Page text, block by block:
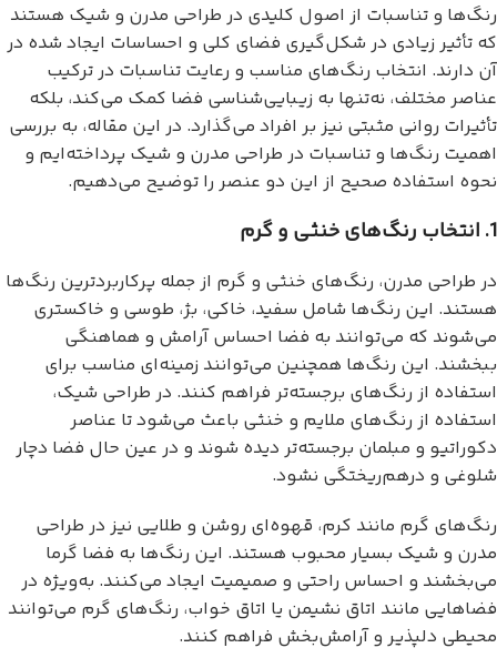
رنگ‌ها و تناسبات از اصول کلیدی در طراحی مدرن و شیک هستند
که تأثیر زیادی در شکل‌گیری فضای کلی و احساسات ایجاد شده در
آن دارند. انتخاب رنگ‌های مناسب و رعایت تناسبات در ترکیب
عناصر مختلف، نه‌تنها به زیبایی‌شناسی فضا کمک می‌کند، بلکه
تأثیرات روانی مثبتی نیز بر افراد می‌گذارد. در این مقاله، به بررسی
اهمیت رنگ‌ها و تناسبات در طراحی مدرن و شیک پرداخته‌ایم و
نحوه استفاده صحیح از این دو عنصر را توضیح می‌دهیم.
1. انتخاب رنگ‌های خنثی و گرم
در طراحی مدرن، رنگ‌های خنثی و گرم از جمله پرکاربردترین رنگ‌ها
هستند. این رنگ‌ها شامل سفید، خاکی، بژ، طوسی و خاکستری
می‌شوند که می‌توانند به فضا احساس آرامش و هماهنگی
ببخشند. این رنگ‌ها همچنین می‌توانند زمینه‌ای مناسب برای
استفاده از رنگ‌های برجسته‌تر فراهم کنند. در طراحی شیک،
استفاده از رنگ‌های ملایم و خنثی باعث می‌شود تا عناصر
دکوراتیو و مبلمان برجسته‌تر دیده شوند و در عین حال فضا دچار
شلوغی و درهم‌ریختگی نشود.
رنگ‌های گرم مانند کرم، قهوه‌ای روشن و طلایی نیز در طراحی
مدرن و شیک بسیار محبوب هستند. این رنگ‌ها به فضا گرما
می‌بخشند و احساس راحتی و صمیمیت ایجاد می‌کنند. به‌ویژه در
فضاهایی مانند اتاق نشیمن یا اتاق خواب، رنگ‌های گرم می‌توانند
محیطی دلپذیر و آرامش‌بخش فراهم کنند.